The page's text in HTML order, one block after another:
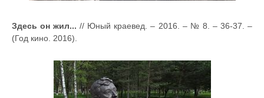
Здесь он жил...// Юный краевед. – 2016. – № 8. – 36-37. –
(Год кино. 2016).